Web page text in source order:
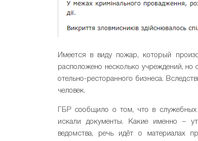
Имеется в виду пожар, который
расположено несколько учреждений, но
отельно-ресторанного бизнеса.
человек.
ГБР сообщило о том, что в
искали документы. Какие именно –
ведомства, речь идёт о материалах